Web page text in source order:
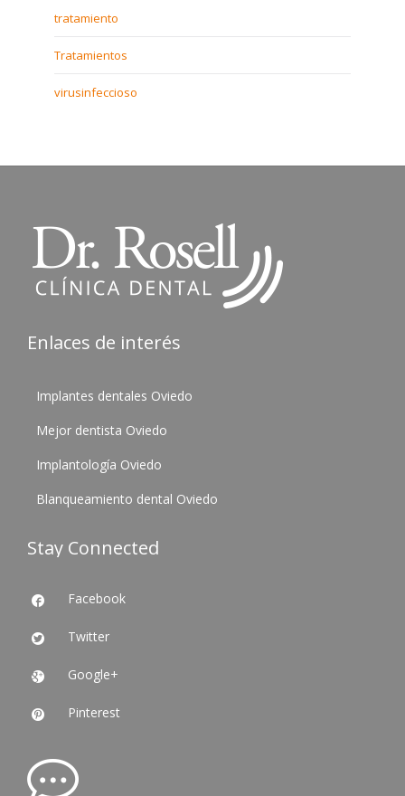
tratamiento
Tratamientos
virusinfeccioso
Enlaces de interés
Implantes dentales Oviedo
Mejor dentista Oviedo
Implantología Oviedo
Blanqueamiento dental Oviedo
Stay Connected
 Facebook
 Twitter
 Google+
 Pinterest